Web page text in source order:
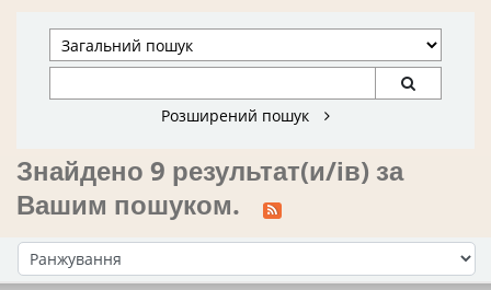
Розширений пошук
Знайдено 9 результат(и/ів) за
Вашим пошуком.
Сортувати за: